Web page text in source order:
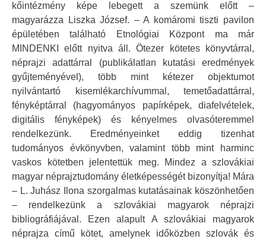
kőintézmény képe lebegett a szemünk előtt –
magyarázza Liszka József. – A komáromi tiszti pavilon
épületében található Etnológiai Központ ma már
MINDENKI előtt nyitva áll. Ötezer kötetes könyvtárral,
néprajzi adattárral (publikálatlan kutatási eredmények
gyűjteményével), több mint kétezer objektumot
nyilvántartó kisemlékarchívummal, temetőadattárral,
fényképtárral (hagyományos papírképek, diafelvételek,
digitális fényképek) és kényelmes olvasóteremmel
rendelkezünk. Eredményeinket eddig tizenhat
tudományos évkönyvben, valamint több mint harminc
vaskos kötetben jelentettük meg. Mindez a szlovákiai
magyar néprajztudomány életképességét bizonyítja! Mára
– L. Juhász Ilona szorgalmas kutatásainak köszönhetően
– rendelkezünk a szlovákiai magyarok néprajzi
bibliográfiájával. Ezen alapult A szlovákiai magyarok
néprajza című kötet, amelynek időközben szlovák és